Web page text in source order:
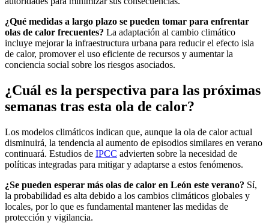
¿Qué medidas a largo plazo se pueden tomar para enfrentar
olas de calor frecuentes? La adaptación al cambio climático
incluye mejorar la infraestructura urbana para reducir el efecto isla
de calor, promover el uso eficiente de recursos y aumentar la
conciencia social sobre los riesgos asociados.
¿Cuál es la perspectiva para las próximas
semanas tras esta ola de calor?
Los modelos climáticos indican que, aunque la ola de calor actual
disminuirá, la tendencia al aumento de episodios similares en verano
continuará. Estudios de IPCC advierten sobre la necesidad de
políticas integradas para mitigar y adaptarse a estos fenómenos.
¿Se pueden esperar más olas de calor en León este verano? Sí,
la probabilidad es alta debido a los cambios climáticos globales y
locales, por lo que es fundamental mantener las medidas de
protección y vigilancia.